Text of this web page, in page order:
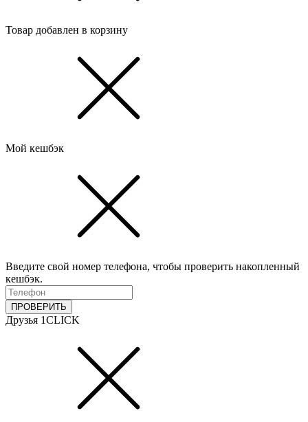
Товар добавлен в корзину
Мой кешбэк
Введите свой номер телефона, чтобы проверить накопленный
кешбэк.
ПРОВЕРИТЬ
Друзья 1CLICK